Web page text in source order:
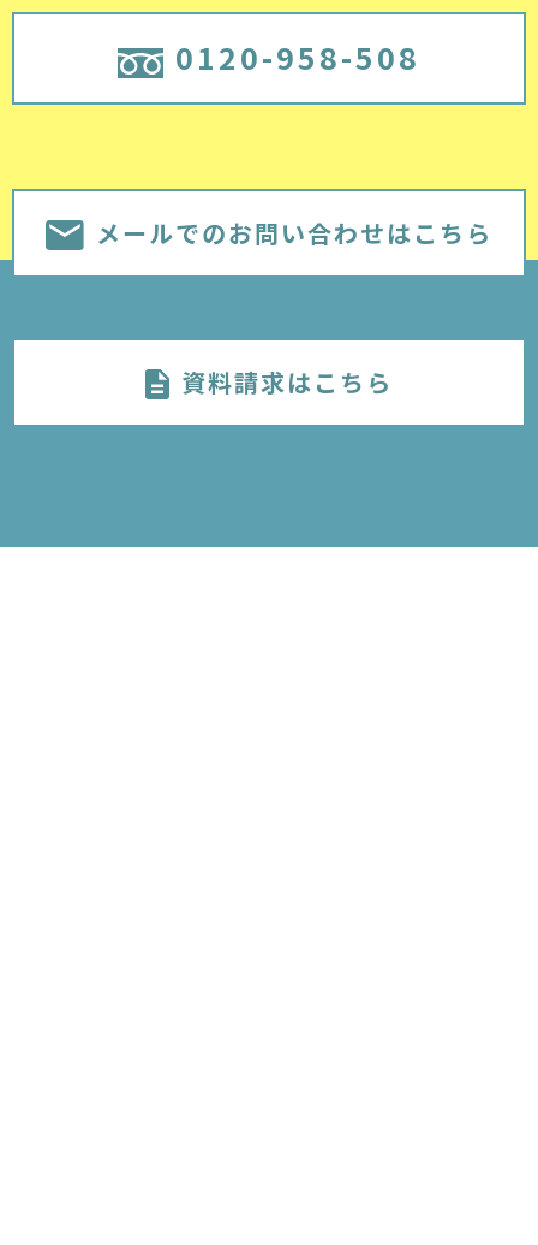
0120-958-508
メールでのお問い合わせはこちら
資料請求はこちら